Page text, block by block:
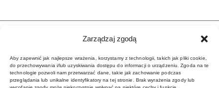
Zarządzaj zgodą
Aby zapewnić jak najlepsze wrażenia, korzystamy z technologii, takich jak pliki cookie,
do przechowywania i/lub uzyskiwania dostępu do informacji o urządzeniu. Zgoda na te
technologie pozwoli nam przetwarzać dane, takie jak zachowanie podczas
przeglądania lub unikalne identyfikatory na tej stronie. Brak wyrażenia zgody lub